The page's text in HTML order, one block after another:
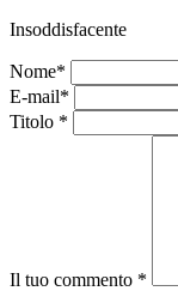
Insoddisfacente
Nome*
E-mail*
Titolo *
Il tuo commento *